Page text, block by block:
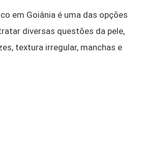
em Goiânia é uma das opções
diversas questões da pele,
textura irregular, manchas e